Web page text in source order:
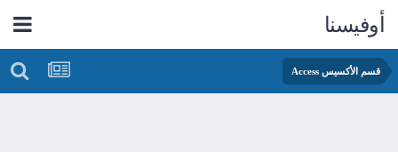
أوفيسنا
قسم الأكسيس Access